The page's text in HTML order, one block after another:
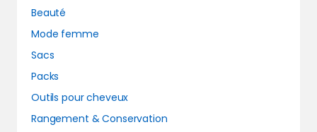
Beauté
Mode femme
Sacs
Packs
Outils pour cheveux
Rangement & Conservation